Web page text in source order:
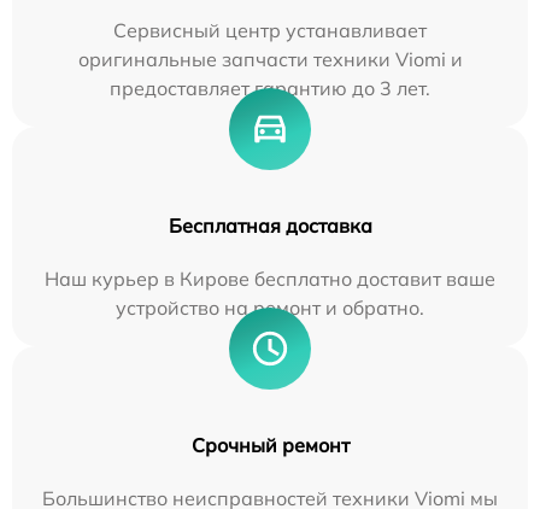
Сервисный центр устанавливает
оригинальные запчасти техники Viomi и
предоставляет гарантию до 3 лет.
Бесплатная доставка
Наш курьер в Кирове бесплатно доставит ваше
устройство на ремонт и обратно.
Срочный ремонт
Большинство неисправностей техники Viomi мы